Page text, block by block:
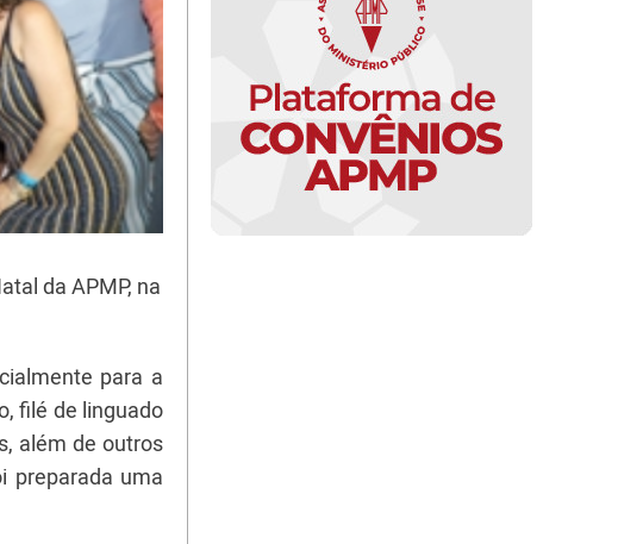
da APMP, na
para a
filé de linguado
além de outros
preparada uma